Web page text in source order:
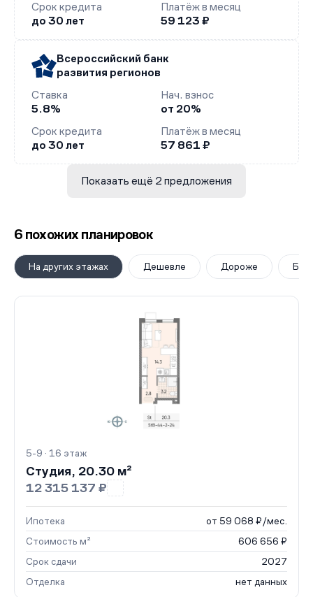
Срок кредита
до 30 лет
Платёж в месяц
59 123 ₽
Всероссийский банк
развития регионов
Ставка
5.8%
Нач. взнос
от 20%
Срок кредита
до 30 лет
Платёж в месяц
57 861 ₽
Показать ещё 2 предложения
6 похожих планировок
На других этажах Дешевле Дороже
5-9 · 16 этаж
Студия, 20.30 м²
12 315 137 ₽
Ипотека
от 59 068 ₽/мес.
Стоимость м²
606 656 ₽
Срок сдачи
2027
Отделка
нет данных